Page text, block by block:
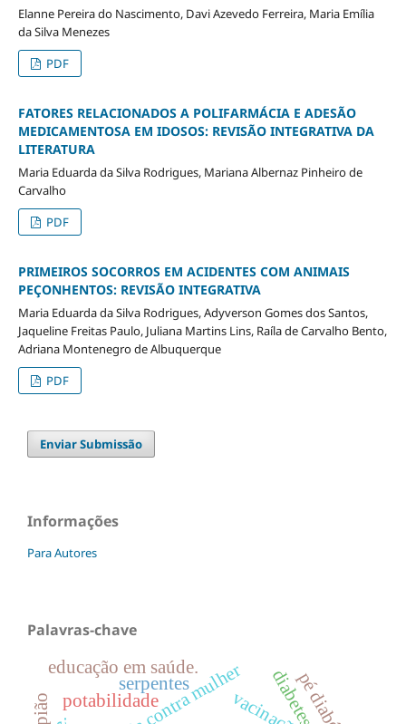
Elanne Pereira do Nascimento, Davi Azevedo Ferreira, Maria Emília
da Silva Menezes
PDF
FATORES RELACIONADOS A POLIFARMÁCIA E ADESÃO
MEDICAMENTOSA EM IDOSOS: REVISÃO INTEGRATIVA DA
LITERATURA
Maria Eduarda da Silva Rodrigues, Mariana Albernaz Pinheiro de
Carvalho
PDF
PRIMEIROS SOCORROS EM ACIDENTES COM ANIMAIS
PEÇONHENTOS: REVISÃO INTEGRATIVA
Maria Eduarda da Silva Rodrigues, Adyverson Gomes dos Santos,
Jaqueline Freitas Paulo, Juliana Martins Lins, Raíla de Carvalho Bento,
Adriana Montenegro de Albuquerque
PDF
Enviar Submissão
Informações
Para Autores
Palavras-chave
potabilidade
educação em saúde.
serpentes